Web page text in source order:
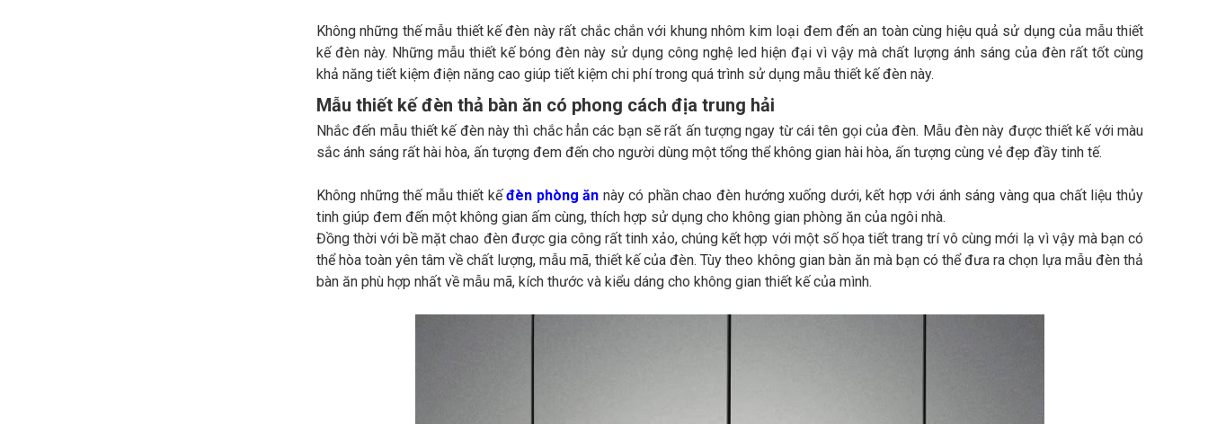
Không những thế mẫu thiết kế đèn này rất chắc chắn với khung nhôm kim loại đem đến an toàn cùng hiệu quả sử dụng của mẫu thiết
kế đèn này. Những mẫu thiết kế bóng đèn này sử dụng công nghệ led hiện đại vì vậy mà chất lượng ánh sáng của đèn rất tốt cùng
khả năng tiết kiệm điện năng cao giúp tiết kiệm chi phí trong quá trình sử dụng mẫu thiết kế đèn này.
Mẫu thiết kế đèn thả bàn ăn có phong cách địa trung hải
Nhắc đến mẫu thiết kế đèn này thì chắc hẳn các bạn sẽ rất ấn tượng ngay từ cái tên gọi của đèn. Mẫu đèn này được thiết kế với màu
sắc ánh sáng rất hài hòa, ấn tượng đem đến cho người dùng một tổng thể không gian hài hòa, ấn tượng cùng vẻ đẹp đầy tinh tế.
Không những thế mẫu thiết kếđèn phòng ăn này có phần chao đèn hướng xuống dưới, kết hợp với ánh sáng vàng qua chất liệu thủy
tinh giúp đem đến một không gian ấm cùng, thích hợp sử dụng cho không gian phòng ăn của ngôi nhà.
Đồng thời với bề mặt chao đèn được gia công rất tinh xảo, chúng kết hợp với một số họa tiết trang trí vô cùng mới lạ vì vậy mà bạn có
thể hòa toàn yên tâm về chất lượng, mẫu mã, thiết kế của đèn. Tùy theo không gian bàn ăn mà bạn có thể đưa ra chọn lựa mẫu đèn thả
bàn ăn phù hợp nhất về mẫu mã, kích thước và kiểu dáng cho không gian thiết kế của mình.